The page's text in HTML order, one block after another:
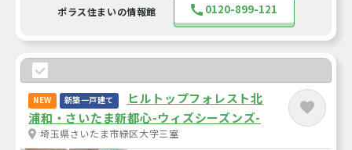
ポラス住まいの情報館 0120-899-121
NEW 新築一戸建て
ヒルトップフォレスト北
浦和・さいたま新都心-ウィズシーズンズ-
埼玉県さいたま市緑区大字三室